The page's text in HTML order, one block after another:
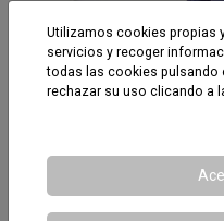
Utilizamos cookies propias
servicios y recoger
todas las cookies pulsando
rechazar su uso clicando a